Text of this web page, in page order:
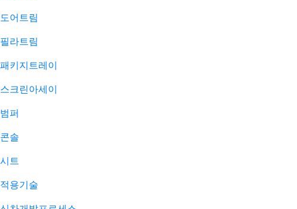
도어트림
필라트림
패키지트레이
스크린아세이
범퍼
콘솔
시트
적용기술